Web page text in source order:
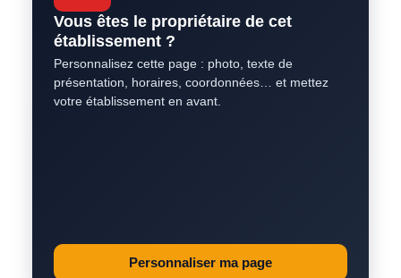
Vous êtes le propriétaire de cet
établissement ?
Personnalisez cette page : photo, texte de
présentation, horaires, coordonnées… et mettez
votre établissement en avant.
Personnaliser ma page